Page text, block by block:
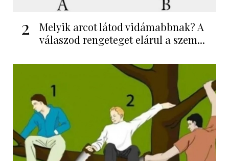
2
Melyik arcot látod vidámabbnak? A
válaszod rengeteget elárul a szem...